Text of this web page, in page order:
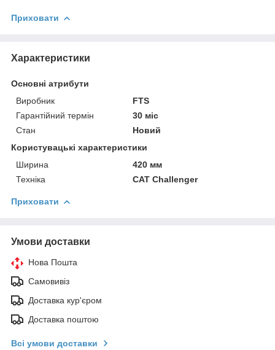
Приховати
Характеристики
Основні атрибути
Виробник
FTS
Гарантійний термін
30 міс
Стан
Новий
Користувацькi характеристики
Ширина
420 мм
Техніка
CAT Challenger
Приховати
Умови доставки
Нова Пошта
Самовивіз
Доставка кур'єром
Доставка поштою
Всі умови доставки